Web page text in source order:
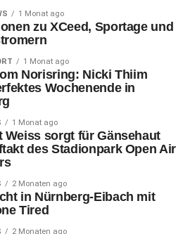
sind wir jetzt ja bestens
1 Monat ago
zu XCeed, Sportage und
1 Monat ago
Norisring: Nicki Thiim
Wochenende in
1 Monat ago
Weiss sorgt für Gänsehaut
des Stadionpark Open Air
2 Monaten ago
in Nürnberg-Eibach mit
Tired
2 Monaten ago